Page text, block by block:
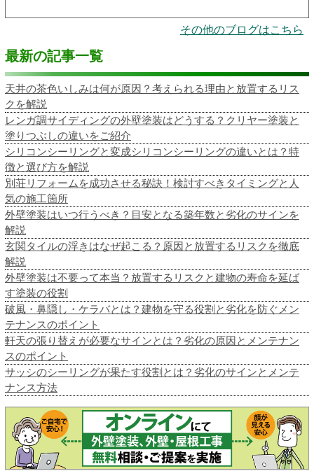
その他のブログはこちら
最新の記事一覧
天井の茶色いしみは何が原因？考えられる理由と放置するリス
クを解説
レンガ調サイディングの外壁塗装はどうする？クリヤー塗装と
塗りつぶしの違いをご紹介
シリコンシーリングと変成シリコンシーリングの違いとは？特
徴と選び方を解説
別荘リフォームを成功させる秘訣！検討すべきタイミングと人
気の施工箇所
外壁塗装はいつ行うべき？目安となる築年数と劣化のサインを
解説
玄関タイルの浮きはなぜ起こる？原因と放置するリスクを徹底
解説
外壁塗装は不要って本当？放置するリスクと建物の寿命を延ば
す塗装の役割
破風・鼻隠し・ケラバとは？建物を守る役割と劣化を防ぐメン
テナンスのポイント
軒天の張り替えが必要なサインとは？劣化の原因とメンテナン
スのポイント
サッシのシーリングが果たす役割とは？劣化のサインとメンテ
ナンス方法